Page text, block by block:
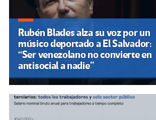
Rubén Blades alza su voz por un
músico deportado a El Salvador:
“Ser venezolano no convierte en
antisocial a nadie”